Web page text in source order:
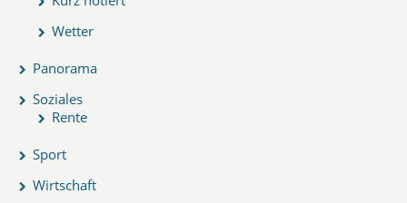
Wetter
Panorama
Soziales
Rente
Sport
Wirtschaft